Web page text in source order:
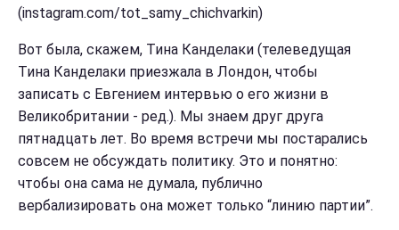
(instagram.com/tot_samy_chichvarkin)
Вот была, скажем, Тина Канделаки (телеведущая
Тина Канделаки приезжала в Лондон, чтобы
записать с Евгением интервью о его жизни в
Великобритании - ред.). Мы знаем друг друга
пятнадцать лет. Во время встречи мы постарались
совсем не обсуждать политику. Это и понятно:
чтобы она сама не думала, публично
вербализировать она может только “линию партии”.